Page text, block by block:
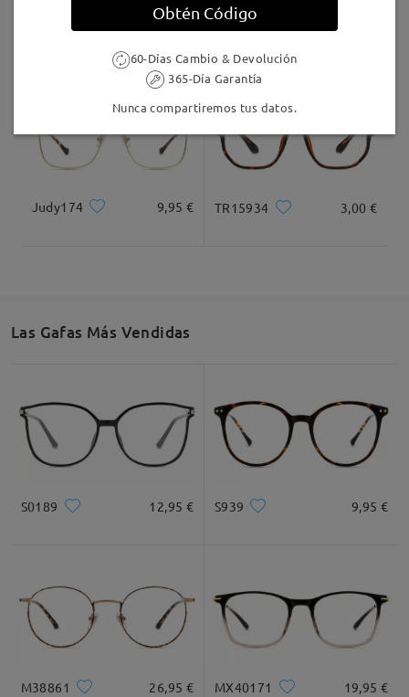
M26669 16,95 € AC55846 25,95 €
Judy174 9,95 € TR15934 3,00 €
Las Gafas Más Vendidas
S0189 12,95 € S939 9,95 €
M38861 26,95 € MX40171 19,95 €
Obtén Código
60-Días Cambio & Devolución
365-Día Garantía
Nunca compartiremos tus datos.